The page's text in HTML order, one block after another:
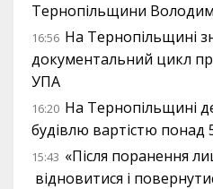
Тернопільщини
16:56 На Тернопільщині
документальний цикл
УПА
16:20 На Тернопільщині
будівлю вартістю понад
15:43 «Після поранення
відновитися і